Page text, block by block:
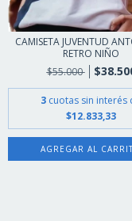
CAMISETA JUVENTUD
RETRO NIÑO
$55.000
3 cuotas sin interés
$12.833,33
AGREGAR AL